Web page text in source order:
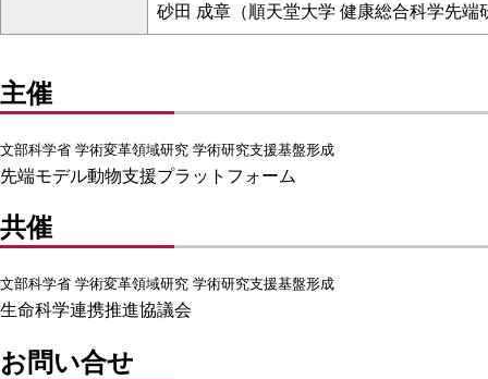
砂田 成章（順天堂大学 健康総合科学先
主催
文部科学省 学術変革領域研究 学術研究支援基盤形成
先端モデル動物支援プラットフォーム
共催
文部科学省 学術変革領域研究 学術研究支援基盤形成
生命科学連携推進協議会
お問い合せ